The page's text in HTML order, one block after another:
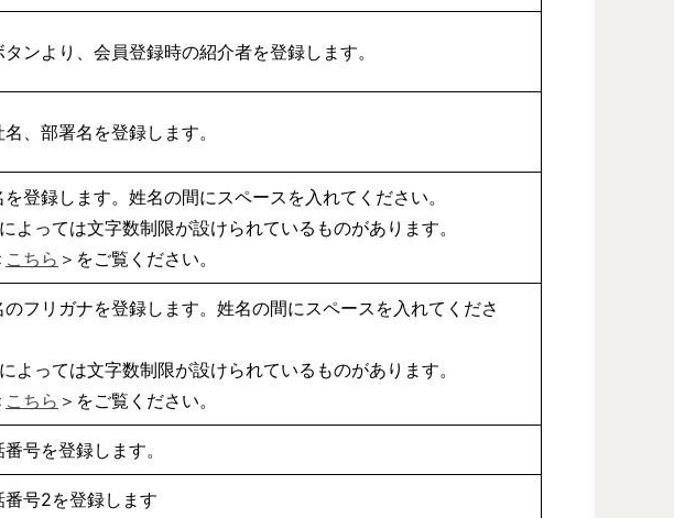
タンより、会員登録時の紹介者を登録します。
、部署名を登録します。
登録します。姓名の間にスペースを入れてください。
よっては文字数制限が設けられているものがあります。
こちら ＞をご覧ください。
フリガナを登録します。姓名の間にスペースを入れてくださ
よっては文字数制限が設けられているものがあります。
こちら ＞をご覧ください。
号を登録します。
番号2を登録します